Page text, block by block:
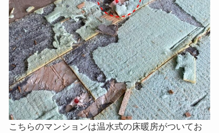
こちらのマンションは温水式の床暖房がついてお